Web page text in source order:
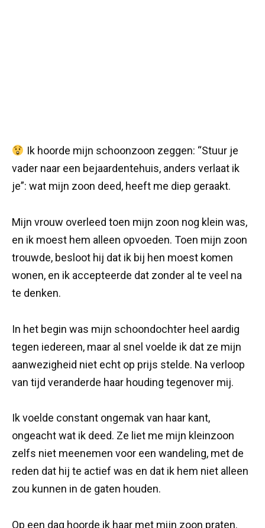
Ik hoorde mijn schoonzoon zeggen: “Stuur je
vader naar een bejaardentehuis, anders verlaat ik
je”: wat mijn zoon deed, heeft me diep geraakt.
Mijn vrouw overleed toen mijn zoon nog klein was,
en ik moest hem alleen opvoeden. Toen mijn zoon
trouwde, besloot hij dat ik bij hen moest komen
wonen, en ik accepteerde dat zonder al te veel na
te denken.
In het begin was mijn schoondochter heel aardig
tegen iedereen, maar al snel voelde ik dat ze mijn
aanwezigheid niet echt op prijs stelde. Na verloop
van tijd veranderde haar houding tegenover mij.
Ik voelde constant ongemak van haar kant,
ongeacht wat ik deed. Ze liet me mijn kleinzoon
zelfs niet meenemen voor een wandeling, met de
reden dat hij te actief was en dat ik hem niet alleen
zou kunnen in de gaten houden.
Op een dag hoorde ik haar met mijn zoon praten.